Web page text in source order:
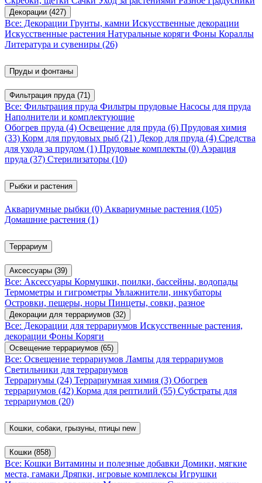
Декорации (427)
Все: Декорации Грунты, камни Искусственные декорации
Искусственные растения Натуральные коряги Фоны Кораллы
Литература и сувениры (26)
Пруды и фонтаны
Фильтрация пруда (71)
Все: Фильтрация пруда Фильтры прудовые Насосы для пруда
Наполнители и комплектующие
Обогрев пруда (4) Освещение для пруда (6) Прудовая химия
(33) Корм для прудовых рыб (21) Декор для пруда (4) Средства
для ухода за прудом (1) Прудовые комплекты (0) Аэрация
пруда (37) Стерилизаторы (10)
Рыбки и растения
Аквариумные рыбки (0) Аквариумные растения (105)
Домашние растения (1)
Террариум
Аксессуары (39)
Все: Аксессуары Кормушки, поилки, бассейны, водопады
Термометры и гигрометры Увлажнители, инкубаторы
Островки, пещеры, норы Пинцеты, совки, разное
Декорации для террариумов (32)
Все: Декорации для террариумов Искусственные растения,
декорации Фоны Коряги
Освещение террариумов (65)
Все: Освещение террариумов Лампы для террариумов
Светильники для террариумов
Террариумы (24) Террариумная химия (3) Обогрев
террариумов (42) Корма для рептилий (55) Субстраты для
террариумов (20)
Кошки, собаки, грызуны, птицы new
Кошки (858)
Все: Кошки Витамины и полезные добавки Домики, мягкие
места, гамаки Дряпки, игровые комплексы Игрушки